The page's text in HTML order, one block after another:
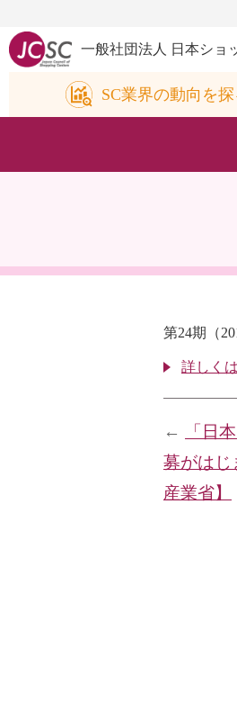
一般社団法人 日本ショ
SC業界の動向を探
第24期（
詳しく
←
「日
募がはじ
産業省】